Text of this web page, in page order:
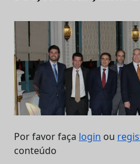
Por favor faça login ou
conteúdo